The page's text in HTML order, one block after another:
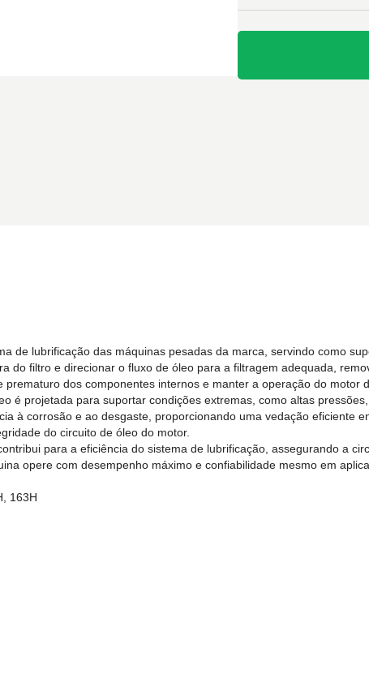
de lubrificação das máquinas pesadas da marca, servindo como
do filtro e direcionar o fluxo de óleo para a filtragem adequada,
dos componentes internos e manter a operação do motor
é projetada para suportar condições extremas, como altas
à corrosão e ao desgaste, proporcionando uma vedação eficiente
do circuito de óleo do motor.
para a eficiência do sistema de lubrificação, assegurando a
opere com desempenho máximo e confiabilidade mesmo em
163H